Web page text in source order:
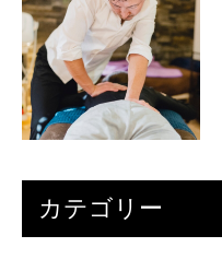
カテゴリー